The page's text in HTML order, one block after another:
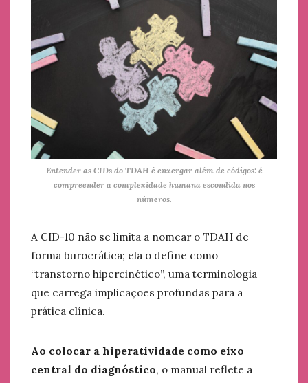
Entender as CIDs do TDAH é enxergar além de códigos: é
compreender a complexidade humana escondida nos
números.
A CID-10 não se limita a nomear o TDAH de
forma burocrática; ela o define como
“transtorno hipercinético”, uma terminologia
que carrega implicações profundas para a
prática clínica.
Ao colocar a hiperatividade como eixo
central do diagnóstico, o manual reflete a